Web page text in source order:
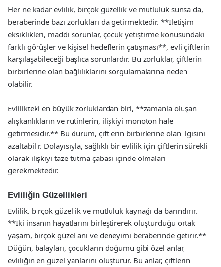
Her ne kadar evlilik, birçok güzellik ve mutluluk sunsa da,
beraberinde bazı zorlukları da getirmektedir. **İletişim
eksiklikleri, maddi sorunlar, çocuk yetiştirme konusundaki
farklı görüşler ve kişisel hedeflerin çatışması**, evli çiftlerin
karşılaşabileceği başlıca sorunlardır. Bu zorluklar, çiftlerin
birbirlerine olan bağlılıklarını sorgulamalarına neden
olabilir.
Evlilikteki en büyük zorluklardan biri, **zamanla oluşan
alışkanlıkların ve rutinlerin, ilişkiyi monoton hale
getirmesidir.** Bu durum, çiftlerin birbirlerine olan ilgisini
azaltabilir. Dolayısıyla, sağlıklı bir evlilik için çiftlerin sürekli
olarak ilişkiyi taze tutma çabası içinde olmaları
gerekmektedir.
Evliliğin Güzellikleri
Evlilik, birçok güzellik ve mutluluk kaynağı da barındırır.
**İki insanın hayatlarını birleştirerek oluşturduğu ortak
yaşam, birçok güzel anı ve deneyimi beraberinde getirir.**
Düğün, balayları, çocukların doğumu gibi özel anlar,
evliliğin en güzel yanlarını oluşturur. Bu anlar, çiftlerin